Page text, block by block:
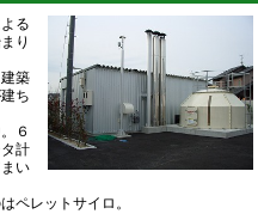
る
り
築
ち
６
計
い
ペレットサイロ。